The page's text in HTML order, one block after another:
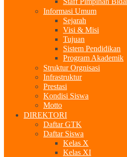
Informasi Umum
Sejarah
Visi & Misi
Tujuan
Sistem Pendidikan
Program Akademik
Struktur Orgnisasi
Infrastruktur
Prestasi
Kondisi Siswa
Motto
DIREKTORI
Daftar GTK
Daftar Siswa
Kelas X
Kelas XI